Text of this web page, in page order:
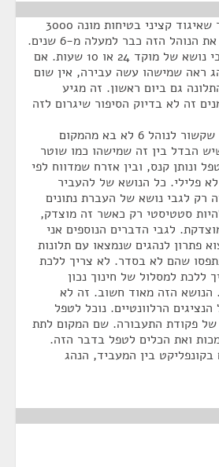
אני רוצה לפתוח ולמסור שאיגוד קציני בטיחות מונה 3000
חברים. אנחנו מפעילים את הנוהל הזה כבר למעלה מ-6 שנים.
אני חייב לתת מענה לגבי נושא של מוקד 24 או 10 שעות. אם
ראה שמישהו עשה עבירה, אין שום
גם ביום ראשון. זה מגיע
זה לא בדיוק הסיפור שיגרום לזה
אני חייב לציין שכל מה שקשור לנוהל 6 לא בא מהמקום
הבדל בין זה שמישהו כמו שוטר
ונותן קנס, ובין אזרח שמדווח לפי
לא פלילי. כל הנושא של להעביר
רק לגבי נושא של העברת נתונים
סטטיסטי רק כאשר זה מוצדק,
לגבי הדברים הנוספים אני
פתרון לנהגים שנמצאו עם תלונות
שהם לא בסדר. לא צריך ללכת
ללכת למסלול של חינוך נכון
הנושא הזה מאוד חשוב. זה לא
הרלוונטיים. נוכל לטפל
פקודת התעבורה. שם המקום לתת
ואת הכלים לטפל בדבר הזה.
בקונפליקט בין המעביד, הנהג